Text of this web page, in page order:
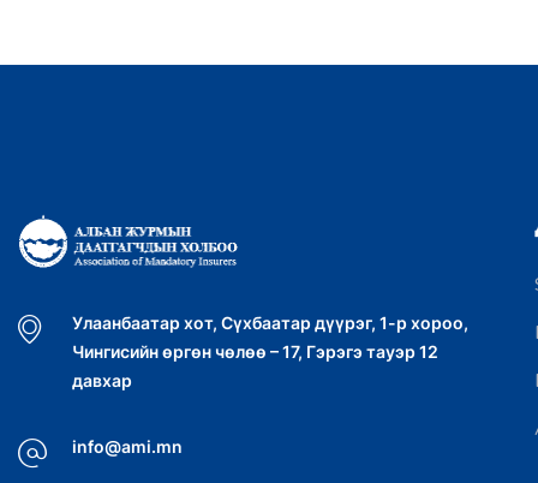
Улаанбаатар хот, Сүхбаатар дүүрэг, 1-р хороо,
Чингисийн өргөн чөлөө – 17, Гэрэгэ тауэр 12
давхар
info@ami.mn